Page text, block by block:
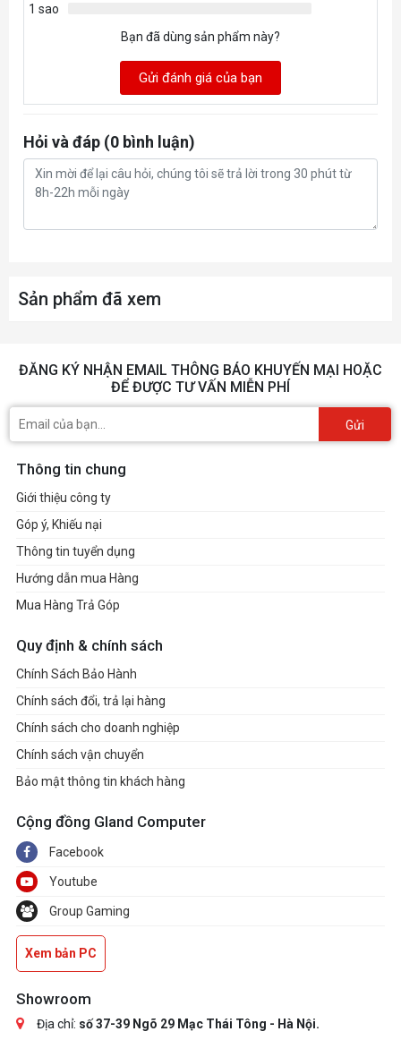
1 sao
Bạn đã dùng sản phẩm này?
Gửi đánh giá của bạn
Hỏi và đáp (0 bình luận)
Sản phẩm đã xem
ĐĂNG KÝ NHẬN EMAIL THÔNG BÁO KHUYẾN MẠI HOẶC
ĐỂ ĐƯỢC TƯ VẤN MIỄN PHÍ
Gửi
Thông tin chung
Giới thiệu công ty
Góp ý, Khiếu nại
Thông tin tuyển dụng
Hướng dẫn mua Hàng
Mua Hàng Trả Góp
Quy định & chính sách
Chính Sách Bảo Hành
Chính sách đổi, trả lại hàng
Chính sách cho doanh nghiệp
Chính sách vận chuyển
Bảo mật thông tin khách hàng
Cộng đồng Gland Computer
Facebook
Youtube
Group Gaming
Xem bản PC
Showroom
Địa chỉ: số 37-39 Ngõ 29 Mạc Thái Tông - Hà Nội.